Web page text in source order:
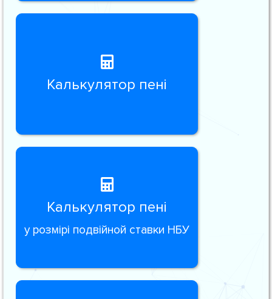
Калькулятор пені
Калькулятор пені
у розмірі подвійной ставки НБУ